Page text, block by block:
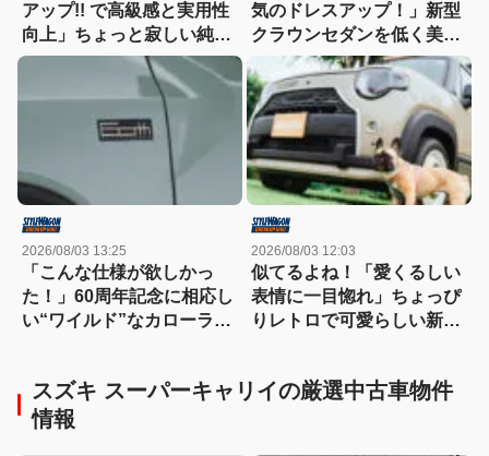
アップ!! で高級感と実用性
向上」ちょっと寂しい純正
室内照明をグレードアップ
気のドレスアップ！」新型
クラウンセダンを低く美し
く魅せるモデリスタの流儀
2026/08/03 13:25
「こんな仕様が欲しかっ
た！」60周年記念に相応し
い“ワイルド”なカローラク
2026/08/03 12:03
似てるよね！「愛くるしい
表情に一目惚れ」ちょっぴ
りレトロで可愛らしい新型
スズキ スーパーキャリイの厳選中古車物件
情報